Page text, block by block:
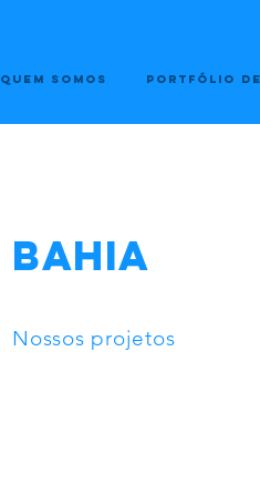
QUEM SOMOS PORTFÓLIO
BAHIA
Nossos projetos